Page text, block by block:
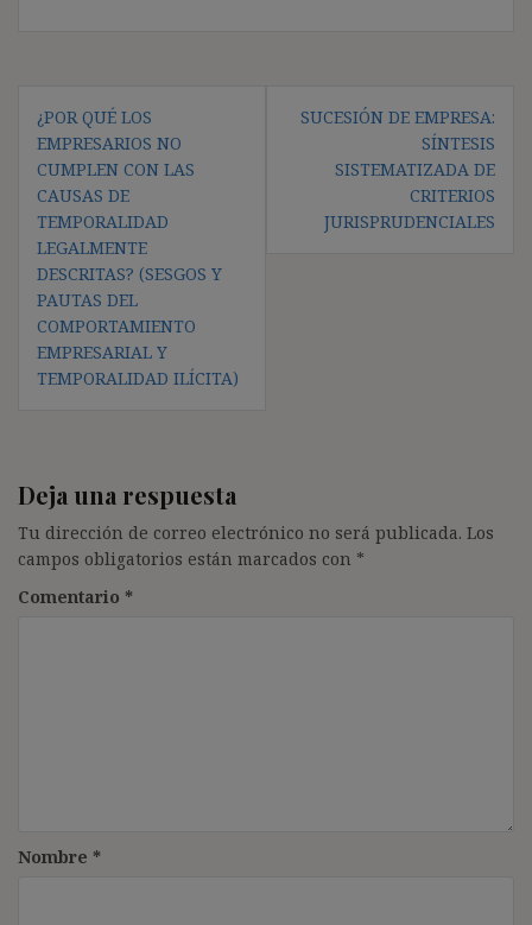
Navegación
de
entradas
¿POR QUÉ LOS
EMPRESARIOS NO
CUMPLEN CON LAS
CAUSAS DE
TEMPORALIDAD
LEGALMENTE
DESCRITAS? (SESGOS Y
PAUTAS DEL
COMPORTAMIENTO
EMPRESARIAL Y
TEMPORALIDAD ILÍCITA)
SUCESIÓN DE EMPRESA:
SÍNTESIS
SISTEMATIZADA DE
CRITERIOS
JURISPRUDENCIALES
Deja una respuesta
Tu dirección de correo electrónico no será publicada. Los
campos obligatorios están marcados con *
Comentario *
Nombre *